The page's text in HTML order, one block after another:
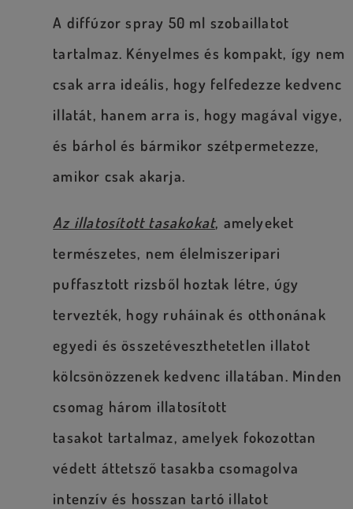
A diffúzor spray 50 ml szobaillatot
tartalmaz. Kényelmes és kompakt, így nem
csak arra ideális, hogy felfedezze kedvenc
illatát, hanem arra is, hogy magával vigye,
és bárhol és bármikor szétpermetezze,
amikor csak akarja.
Az illatosított tasakokat, amelyeket
természetes, nem élelmiszeripari
puffasztott rizsből hoztak létre, úgy
tervezték, hogy ruháinak és otthonának
egyedi és összetéveszthetetlen illatot
kölcsönözzenek kedvenc illatában. Minden
csomag három illatosított
tasakot tartalmaz, amelyek fokozottan
védett áttetsző tasakba csomagolva
intenzív és hosszan tartó illatot